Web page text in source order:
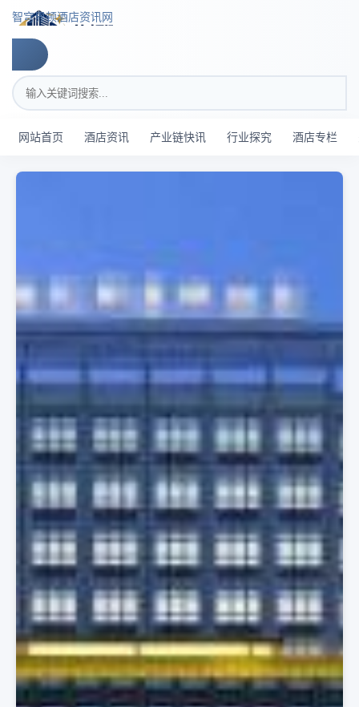
跳转到主要内容
智穹界顿酒店资讯网
搜索关键词
网站首页 酒店资讯 产业链快讯 行业探究 酒店专栏